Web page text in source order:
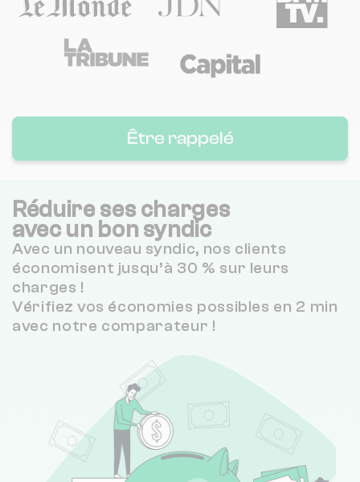
Être rappelé
Réduire ses charges
avec un bon syndic
Avec un nouveau syndic, nos clients
économisent jusqu’à 30 % sur leurs
charges !
Vérifiez vos économies possibles en 2 min
avec notre comparateur !